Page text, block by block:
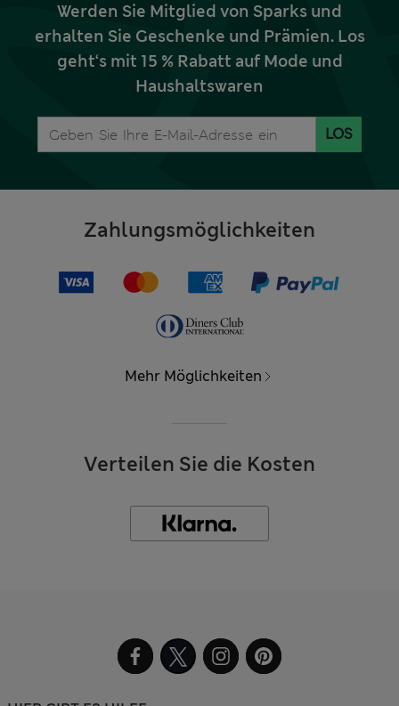
Werden Sie Mitglied von Sparks und
erhalten Sie Geschenke und Prämien. Los
geht‘s mit 15 % Rabatt auf Mode und
Haushaltswaren
LOS
Zahlungsmöglichkeiten
Mehr Möglichkeiten
Verteilen Sie die Kosten